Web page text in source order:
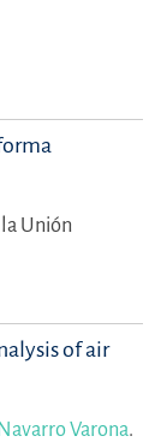
Unión
of air
Varona.